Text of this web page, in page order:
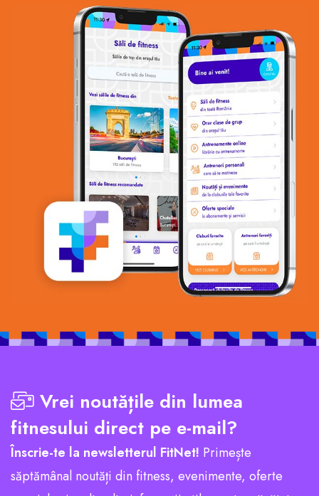
Vrei noutățile din lumea
fitnesului direct pe e-mail?
Înscrie-te la newsletterul FitNet! Primește
săptămânal noutăți din fitness, evenimente, oferte